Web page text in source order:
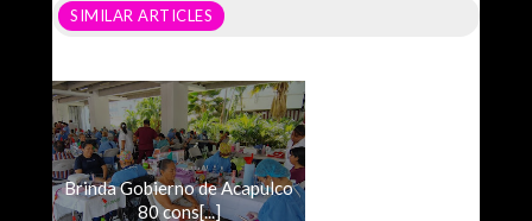
SIMILAR ARTICLES
Brinda Gobierno de Acapulco
80 cons[...]